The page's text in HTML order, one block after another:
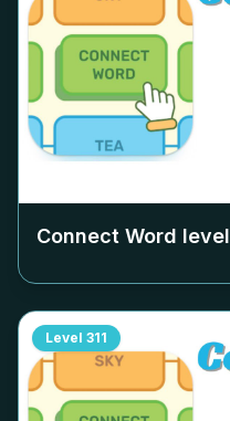
Connect Word level
Level 311